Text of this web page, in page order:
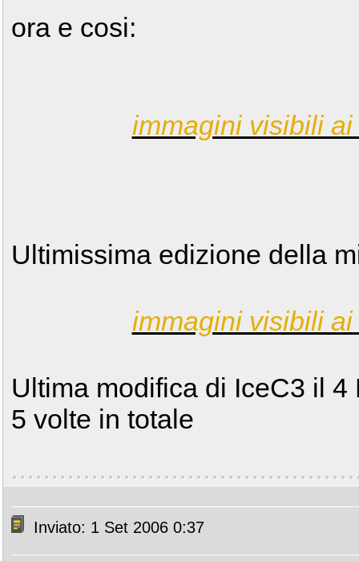
ora e cosi:
immagini visibili
Ultimissima edizione della
immagini visibili
Ultima modifica di IceC3 il
5 volte in totale
Inviato: 1 Set 2006 0:37